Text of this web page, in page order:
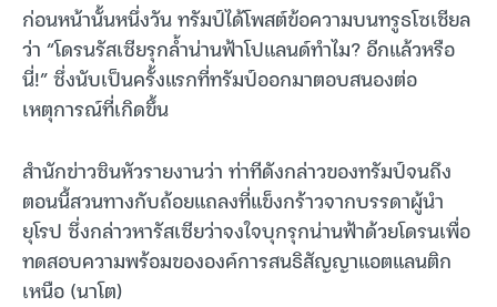
ก่อนหน้านั้นหนึ่งวัน ทรัมป์ได้โพสต์ข้อความบนทรูธโซเชียล
ว่า “โดรนรัสเซียรุกล้ำน่านฟ้าโปแลนด์ทำไม? อีกแล้วหรือ
นี่!” ซึ่งนับเป็นครั้งแรกที่ทรัมป์ออกมาตอบสนองต่อ
เหตุการณ์ที่เกิดขึ้น
สำนักข่าวซินหัวรายงานว่า ท่าทีดังกล่าวของทรัมป์จนถึง
ตอนนี้สวนทางกับถ้อยแถลงที่แข็งกร้าวจากบรรดาผู้นำ
ยุโรป ซึ่งกล่าวหารัสเซียว่าจงใจบุกรุกน่านฟ้าด้วยโดรนเพื่อ
ทดสอบความพร้อมขององค์การสนธิสัญญาแอตแลนติก
เหนือ (นาโต)